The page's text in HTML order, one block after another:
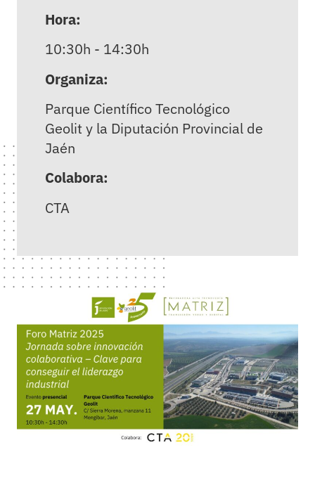
Hora:
10:30h - 14:30h
Organiza:
Parque Científico Tecnológico
Geolit y la Diputación Provincial de
Jaén
Colabora:
CTA